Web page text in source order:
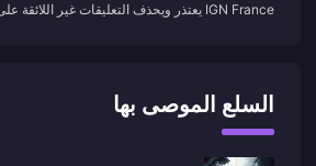
Wukong"
IGN France يعتذر ويحذف التعليقات غير اللائقة على "Black Myth: Wukong"
السلع الموصى بها